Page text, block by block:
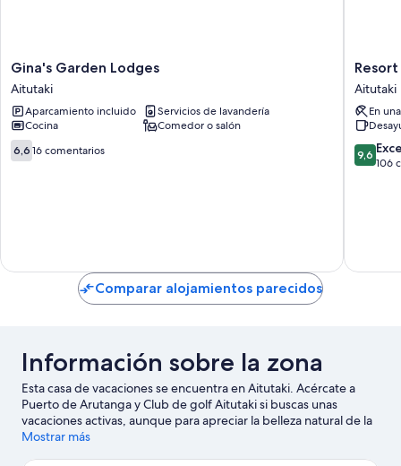
Gina's
Garden
Lodges
Aitutaki
Gina's Garden Lodges
Aitutaki
Aparcamiento incluido
Servicios de lavandería
Cocina
Comedor o salón
6.6
sobre
6,6 16 comentarios
Resort
Tava'e
Aitutaki
Aitutaki
En
9.6
sobre
9,6
106
Comparar alojamientos parecidos
Información sobre la zona
Esta casa de vacaciones se encuentra en Aitutaki. Acércate a
Puerto de Arutanga y Club de golf Aitutaki si buscas unas
vacaciones activas, aunque para apreciar la belleza natural de la
región lo mejor es visitar Isla de Ee o Monte Maunga Pu.
Mostrar más